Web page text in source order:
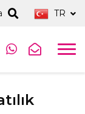
TR